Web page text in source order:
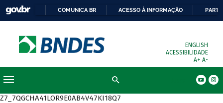
COMUNICA BR ACESSO À INFORMAÇÃO
ENGLISH
ACESSIBILIDADE
A+ A-
Z7_7QGCHA41LOR9E0AB4V47KI18Q7